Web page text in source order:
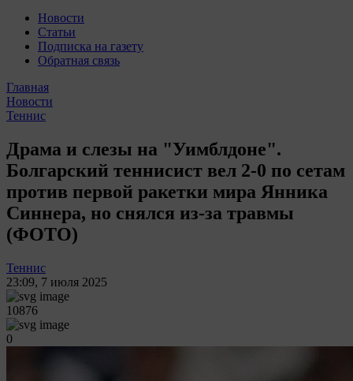
Новости
Статьи
Подписка на газету
Обратная связь
Главная
Новости
Теннис
Драма и слезы на "Уимблдоне".
Болгарский теннисист вел 2-0 по сетам
против первой ракетки мира Янника
Синнера, но снялся из-за травмы
(ФОТО)
Теннис
23:09, 7 июля 2025
10876
0